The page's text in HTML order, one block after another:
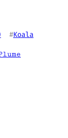
  #
Koala